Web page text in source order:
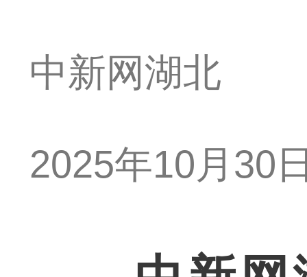
中新网湖北
2025年10月30